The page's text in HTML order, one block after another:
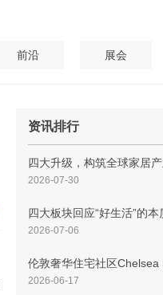
前沿 展会
资讯排行
2026-07-30
2026-07-06
2026-06-17